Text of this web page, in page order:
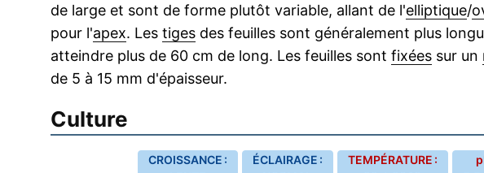
de large et sont de forme plutôt variable, allant de l'elliptique/
pour l'apex. Les tiges des feuilles sont généralement plus
atteindre plus de 60 cm de long. Les feuilles sont fixées sur un
de 5 à 15 mm d'épaisseur.
Culture
CROISSANCE :
ÉCLAIRAGE :
TEMPÉRATURE :